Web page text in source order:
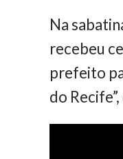
Na
recebeu
prefeito
do